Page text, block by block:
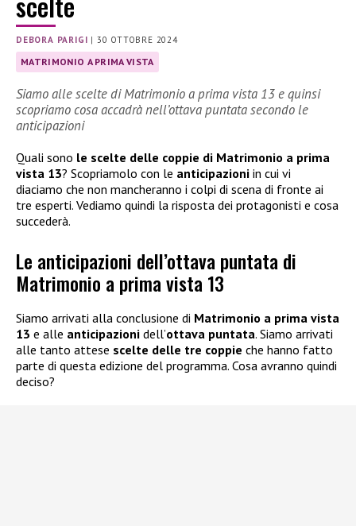
DEBORA PARIGI | 30 OTTOBRE 2024
MATRIMONIO A PRIMA VISTA
Siamo alle scelte di Matrimonio a prima vista 13 e quinsi
scopriamo cosa accadrà nell’ottava puntata secondo le
anticipazioni
Quali sono le scelte delle coppie di Matrimonio a prima
vista 13? Scopriamolo con le anticipazioni in cui vi
diaciamo che non mancheranno i colpi di scena di fronte ai
tre esperti. Vediamo quindi la risposta dei protagonisti e cosa
succederà.
Le anticipazioni dell’ottava puntata di
Matrimonio a prima vista 13
Siamo arrivati alla conclusione di Matrimonio a prima vista
13 e alle anticipazioni dell’ottava puntata. Siamo arrivati
alle tanto attese scelte delle tre coppie che hanno fatto
parte di questa edizione del programma. Cosa avranno quindi
deciso?